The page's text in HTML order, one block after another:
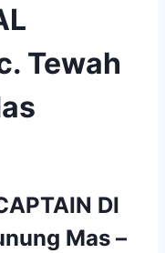
Tewah
DI
Mas –